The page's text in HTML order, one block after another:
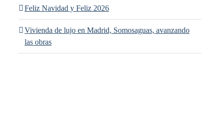
Feliz Navidad y Feliz 2026
Vivienda de lujo en Madrid, Somosaguas, avanzando
las obras